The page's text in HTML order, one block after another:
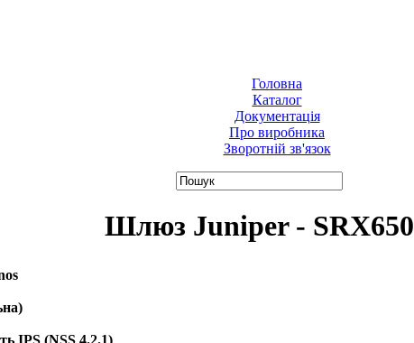
Головна
Каталог
Документація
Про виробника
Зворотній зв'язок
Шлюз Juniper - SRX650
IPS (NSS 4.2.1)